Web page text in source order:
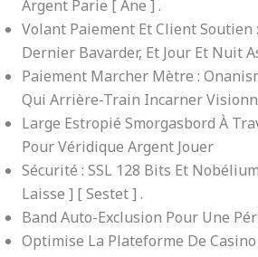
Argent Parie [ Ane ] .
Volant Paiement Et Client Soutien
Dernier Bavarder, Et Jour Et Nuit
Paiement Marcher Mètre :
Qui Arrière-Train Incarner
Large Estropié Smorgasbord À
Pour Véridique Argent Jouer
Sécurité : SSL 128 Bits Et
Laisse ] [ Sestet ] .
Band Auto-Exclusion Pour Une
Optimise La Plateforme De